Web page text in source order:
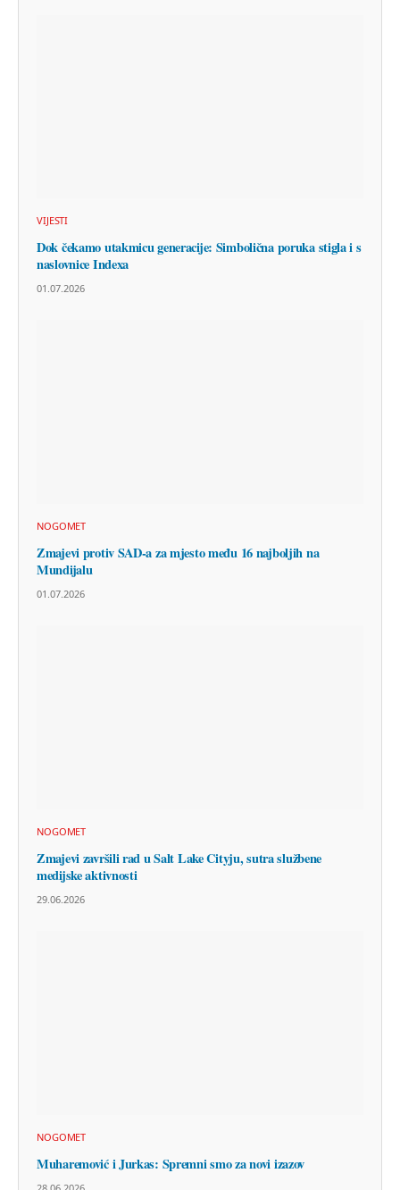
VIJESTI
Dok čekamo utakmicu generacije: Simbolična poruka stigla i s
naslovnice Indexa
01.07.2026
NOGOMET
Zmajevi protiv SAD-a za mjesto među 16 najboljih na
Mundijalu
01.07.2026
NOGOMET
Zmajevi završili rad u Salt Lake Cityju, sutra službene
medijske aktivnosti
29.06.2026
NOGOMET
Muharemović i Jurkas: Spremni smo za novi izazov